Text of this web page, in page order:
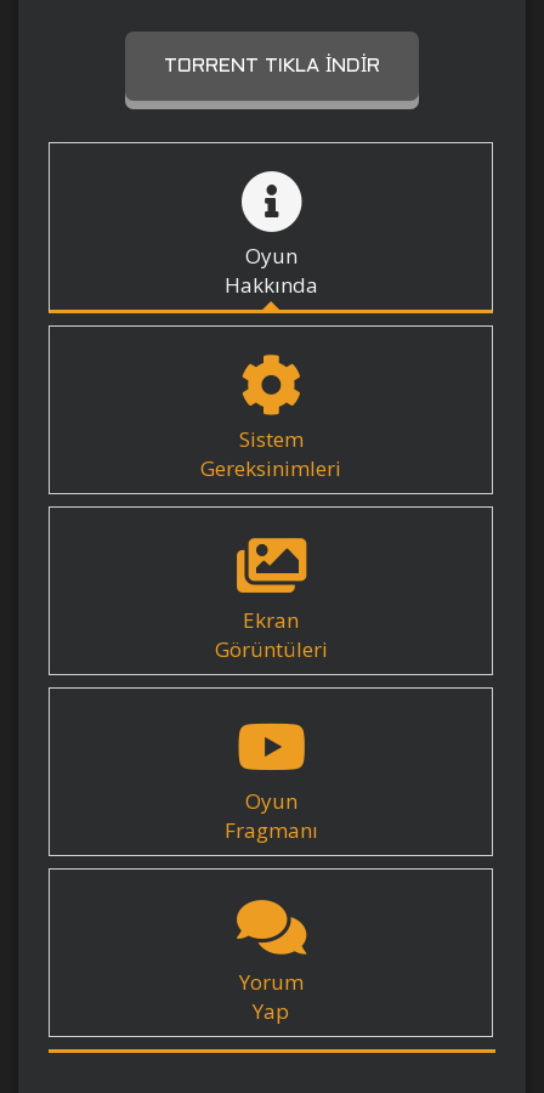
TORRENT TIKLA İNDIR
Oyun
Hakkında
Sistem
Gereksinimleri
Ekran
Görüntüleri
Oyun
Fragmanı
Yorum
Yap